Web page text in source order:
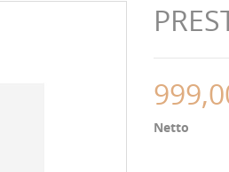
Netto